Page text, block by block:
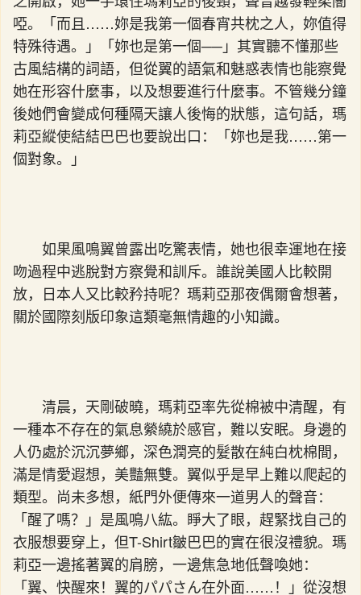
啞。「而且……妳是我第一個春宵共枕之人，妳值得
特殊待遇。」「妳也是第一個──」其實聽不懂那些
古風結構的詞語，但從翼的語氣和魅惑表情也能察覺
她在形容什麼事，以及想要進行什麼事。不管幾分鐘
後她們會變成何種隔天讓人後悔的狀態，這句話，瑪
莉亞縱使結結巴巴也要說出口：「妳也是我……第一
個對象。」
如果風鳴翼曾露出吃驚表情，她也很幸運地在接
吻過程中逃脫對方察覺和訓斥。誰說美國人比較開
放，日本人又比較矜持呢？瑪莉亞那夜偶爾會想著，
關於國際刻版印象這類毫無情趣的小知識。
清晨，天剛破曉，瑪莉亞率先從棉被中清醒，有
一種本不存在的氣息縈繞於感官，難以安眠。身邊的
人仍處於沉沉夢鄉，深色潤亮的髮散在純白枕棉間，
滿是情愛遐想，美豔無雙。翼似乎是早上難以爬起的
類型。尚未多想，紙門外便傳來一道男人的聲音：
「醒了嗎？」是風鳴八紘。睜大了眼，趕緊找自己的
衣服想要穿上，但T-Shirt皺巴巴的實在很沒禮貌。瑪
莉亞一邊搖著翼的肩膀，一邊焦急地低聲喚她：
「翼、快醒來！翼的パパさん在外面……！」從沒想